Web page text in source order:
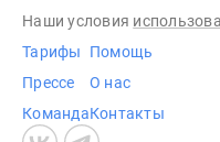
Наши условия
Тарифы
Прессе
Команда
Помощь
О нас
Контакты